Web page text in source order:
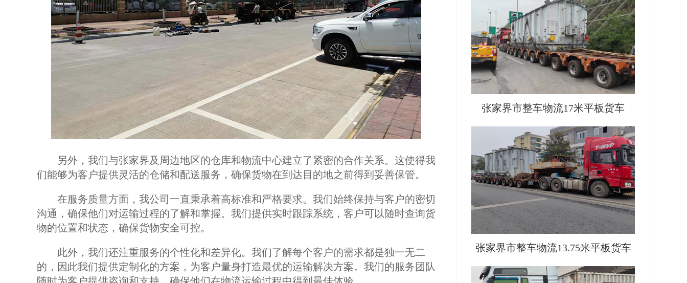
另外，我们与张家界及周边地区的仓库和物流中心建立了紧密的合作关系。这使得我
们能够为客户提供灵活的仓储和配送服务，确保货物在到达目的地之前得到妥善保管。
在服务质量方面，我公司一直秉承着高标准和严格要求。我们始终保持与客户的密切
沟通，确保他们对运输过程的了解和掌握。我们提供实时跟踪系统，客户可以随时查询货
物的位置和状态，确保货物安全可控。
此外，我们还注重服务的个性化和差异化。我们了解每个客户的需求都是独一无二
的，因此我们提供定制化的方案，为客户量身打造最优的运输解决方案。我们的服务团队
张家界市整车物流17米平板货车
张家界市整车物流13.75米平板货车